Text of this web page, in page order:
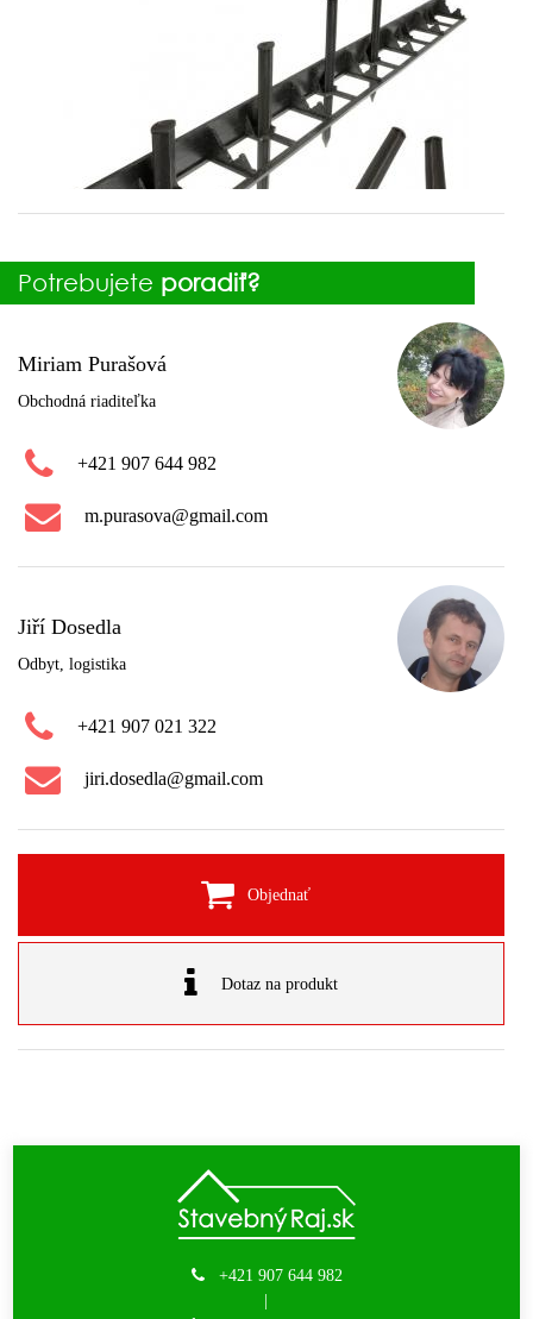
Potrebujete poradiť?
Miriam Purašová
Obchodná riaditeľka
+421 907 644 982
m.purasova@gmail.com
Jiří Dosedla
Odbyt, logistika
+421 907 021 322
jiri.dosedla@gmail.com
Objednať
Dotaz na produkt
+421 907 644 982
|